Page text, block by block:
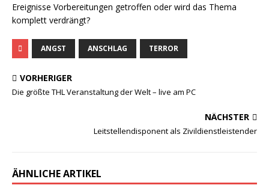
Ereignisse Vorbereitungen getroffen oder wird das Thema
komplett verdrängt?
ANGST ANSCHLAG TERROR
VORHERIGER
Die größte THL Veranstaltung der Welt – live am PC
NÄCHSTER
Leitstellendisponent als Zivildienstleistender
ÄHNLICHE ARTIKEL